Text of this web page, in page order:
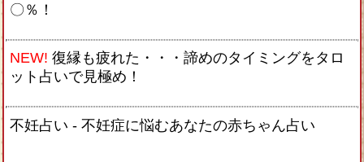
〇％！
NEW! 復縁も疲れた・・・諦めのタイミングをタロ
ット占いで見極め！
不妊占い - 不妊症に悩むあなたの赤ちゃん占い